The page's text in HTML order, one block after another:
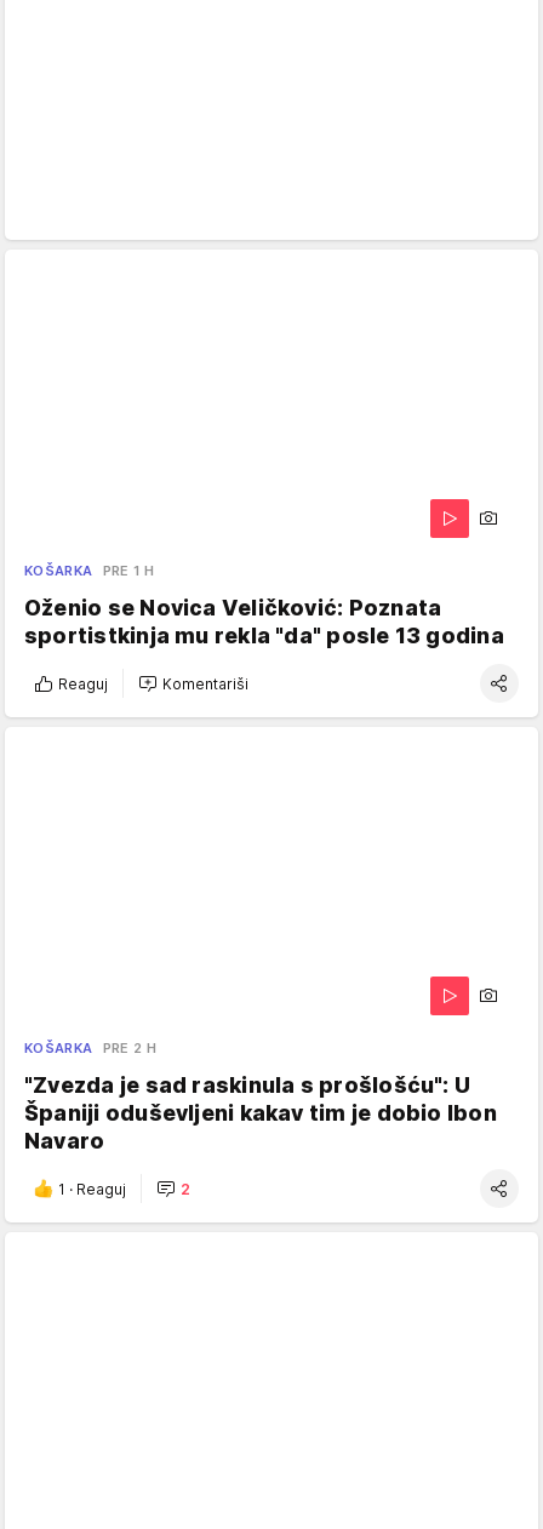
KOŠARKA PRE 1 H
Oženio se Novica Veličković: Poznata
sportistkinja mu rekla "da" posle 13 godina
Reaguj Komentariši
KOŠARKA PRE 2 H
"Zvezda je sad raskinula s prošlošću": U
Španiji oduševljeni kakav tim je dobio Ibon
Navaro
1 · Reaguj 2